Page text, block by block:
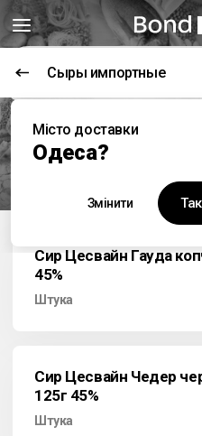
Місто доставки
Одеса?
Змінити Так
Цей заклад
Гурманъ
вул. Олександра Невського, 43
3.8 км
Сыры импортные
Сир Цесвайн Гауда
45%
Штука
Сир Цесвайн Чедер
125г 45%
Штука